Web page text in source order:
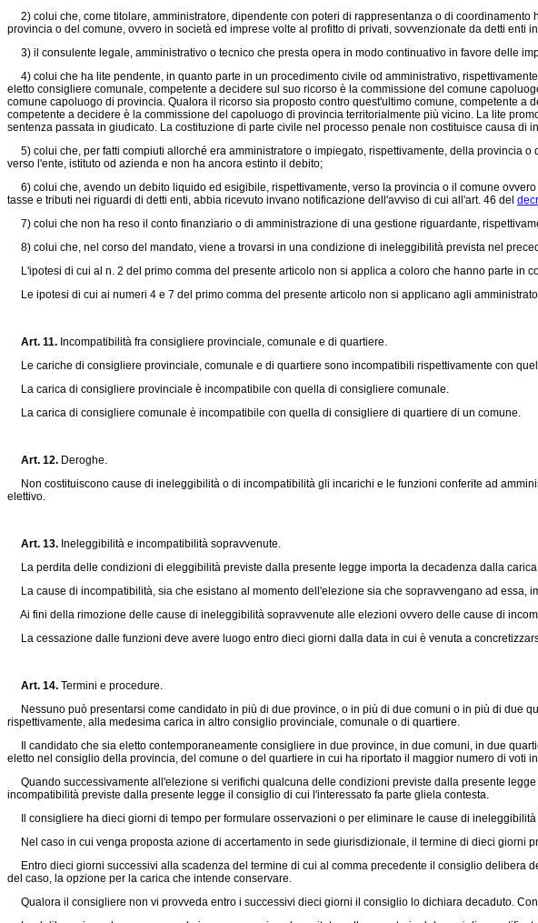
2) colui che, come titolare, amministratore, dipendente con poteri di rappresentanza o di
provincia o del comune, ovvero in società ed imprese volte al profitto di privati, sovvenzionate da detti
3) il consulente legale, amministrativo o tecnico che presta opera in modo continuativo in favore delle
4) colui che ha lite pendente, in quanto parte in un procedimento civile od amministrativo,
eletto consigliere comunale, competente a decidere sul suo ricorso è la commissione del comune
comune capoluogo di provincia. Qualora il ricorso sia proposto contro quest'ultimo comune, competente
competente a decidere è la commissione del capoluogo di provincia territorialmente più vicino. La lite
sentenza passata in giudicato. La costituzione di parte civile nel processo penale non costituisce causa
5) colui che, per fatti compiuti allorché era amministratore o impiegato, rispettivamente, della provincia
verso l'ente, istituto od azienda e non ha ancora estinto il debito;
6) colui che, avendo un debito liquido ed esigibile, rispettivamente, verso la provincia o il comune
tasse e tributi nei riguardi di detti enti, abbia ricevuto invano notificazione dell'avviso di cui all'art. 46 del
7) colui che non ha reso il conto finanziario o di amministrazione di una gestione riguardante,
8) colui che, nel corso del mandato, viene a trovarsi in una condizione di ineleggibilità prevista nel
L'ipotesi di cui al n. 2 del primo comma del presente articolo non si applica a coloro che hanno parte in
Le ipotesi di cui ai numeri 4 e 7 del primo comma del presente articolo non si applicano agli
Art. 11. Incompatibilità fra consigliere provinciale, comunale e di quartiere.
Le cariche di consigliere provinciale, comunale e di quartiere sono incompatibili rispettivamente con
La carica di consigliere provinciale è incompatibile con quella di consigliere comunale.
La carica di consigliere comunale è incompatibile con quella di consigliere di quartiere di un comune.
Art. 12. Deroghe.
Non costituiscono cause di ineleggibilità o di incompatibilità gli incarichi e le funzioni conferite ad
elettivo.
Art. 13. Ineleggibilità e incompatibilità sopravvenute.
La perdita delle condizioni di eleggibilità previste dalla presente legge importa la decadenza dalla
La cause di incompatibilità, sia che esistano al momento dell'elezione sia che sopravvengano ad essa,
Ai fini della rimozione delle cause di ineleggibilità sopravvenute alle elezioni ovvero delle cause di
La cessazione dalle funzioni deve avere luogo entro dieci giorni dalla data in cui è venuta a
Art. 14. Termini e procedure.
Nessuno può presentarsi come candidato in più di due province, o in più di due comuni o in più di due
rispettivamente, alla medesima carica in altro consiglio provinciale, comunale o di quartiere.
Il candidato che sia eletto contemporaneamente consigliere in due province, in due comuni, in due
eletto nel consiglio della provincia, del comune o del quartiere in cui ha riportato il maggior numero di voti
Quando successivamente all'elezione si verifichi qualcuna delle condizioni previste dalla presente
incompatibilità previste dalla presente legge il consiglio di cui l'interessato fa parte gliela contesta.
Il consigliere ha dieci giorni di tempo per formulare osservazioni o per eliminare le cause di
Nel caso in cui venga proposta azione di accertamento in sede giurisdizionale, il termine di dieci giorni
Entro dieci giorni successivi alla scadenza del termine di cui al comma precedente il consiglio delibera
del caso, la opzione per la carica che intende conservare.
Qualora il consigliere non vi provveda entro i successivi dieci giorni il consiglio lo dichiara decaduto.